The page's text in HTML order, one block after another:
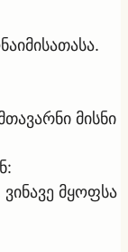
მისნი
მყოფსა